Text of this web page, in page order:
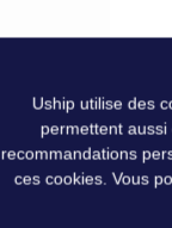
Uship utilise des
permettent
recommandations
ces cookies. Vous